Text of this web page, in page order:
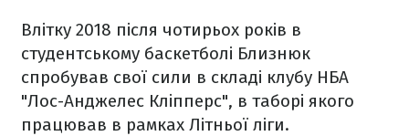
Влітку 2018 після чотирьох років в
студентському баскетболі Близнюк
спробував свої сили в складі клубу НБА
"Лос-Анджелес Кліпперс", в таборі якого
працював в рамках Літньої ліги.